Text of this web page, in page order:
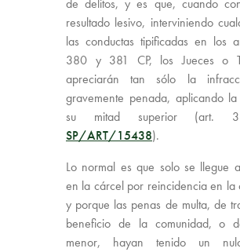
de delitos, y es que, cuando
resultado lesivo, interviniendo
las conductas tipificadas en los
380 y 381 CP, los Jueces o
apreciarán tan sólo la
gravemente penada, aplicando
su mitad superior (art.
SP/ART/15438).
Lo normal es que solo se llegue
en la cárcel por reincidencia en la
y porque las penas de multa, de
beneficio de la comunidad, o
menor, hayan tenido un